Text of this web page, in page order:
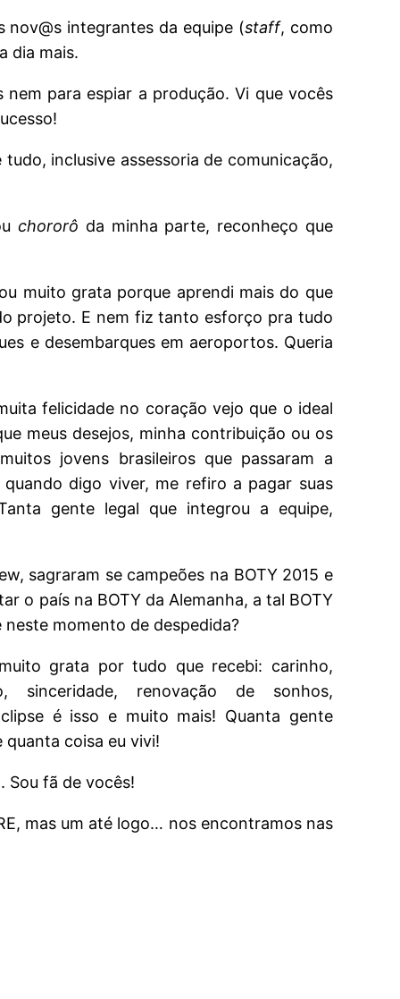
nov@s integrantes da equipe (staff, como
dia mais.
para espiar a produção. Vi que vocês
inclusive assessoria de comunicação,
chororô da minha parte, reconheço que
muito grata porque aprendi mais do que
projeto. E nem fiz tanto esforço pra tudo
e desembarques em aeroportos. Queria
felicidade no coração vejo que o ideal
meus desejos, minha contribuição ou os
jovens brasileiros que passaram a
digo viver, me refiro a pagar suas
gente legal que integrou a equipe,
sagraram se campeões na BOTY 2015 e
o país na BOTY da Alemanha, a tal BOTY
momento de despedida?
grata por tudo que recebi: carinho,
sinceridade, renovação de sonhos,
é isso e muito mais! Quanta gente
coisa eu vivi!
Sou fã de vocês!
mas um até logo… nos encontramos nas